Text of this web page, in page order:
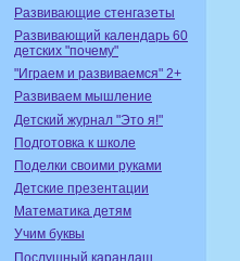
Развивающие стенгазеты
Развивающий календарь 60
детских "почему"
"Играем и развиваемся" 2+
Развиваем мышление
Детский журнал "Это я!"
Подготовка к школе
Поделки своими руками
Детские презентации
Математика детям
Учим буквы
Послушный карандаш